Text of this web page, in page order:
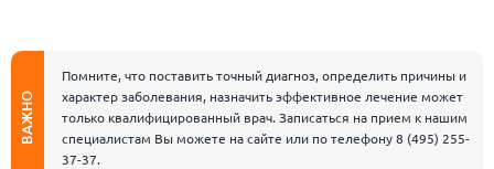
ВАЖНО
Помните, что поставить точный диагноз, определить причины и
характер заболевания, назначить эффективное лечение может
только квалифицированный врач. Записаться на прием к нашим
специалистам Вы можете на сайте или по телефону8 (495) 255-
37-37.